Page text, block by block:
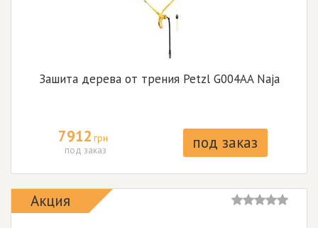
Зашита дерева от трения Petzl G004AA Naja
7912 грн
под заказ под заказ
Акция